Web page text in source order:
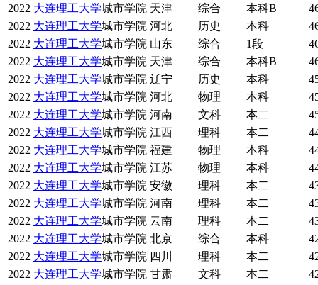
2022 大连理工大学城市学院 天津 综合 本科B
2022 大连理工大学城市学院 河北 历史 本科
2022 大连理工大学城市学院 山东 综合 1段
2022 大连理工大学城市学院 天津 综合 本科B
2022 大连理工大学城市学院 辽宁 历史 本科
2022 大连理工大学城市学院 河北 物理 本科
2022 大连理工大学城市学院 河南 文科 本二
2022 大连理工大学城市学院 江西 理科 本二
2022 大连理工大学城市学院 福建 物理 本科
2022 大连理工大学城市学院 江苏 物理 本科
2022 大连理工大学城市学院 安徽 理科 本二
2022 大连理工大学城市学院 河南 理科 本二
2022 大连理工大学城市学院 云南 理科 本二
2022 大连理工大学城市学院 北京 综合 本科
2022 大连理工大学城市学院 四川 理科 本二
2022 大连理工大学城市学院 甘肃 文科 本二